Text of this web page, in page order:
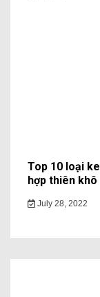
Top 10 loại
hợp thiên khô
July 28, 2022